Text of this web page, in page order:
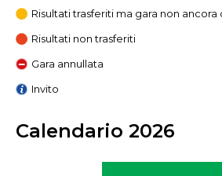
Risultati trasferiti ma gara non
Risultati non trasferiti
Gara annullata
Invito
Calendario 2026